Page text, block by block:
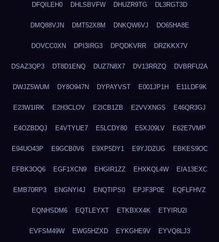
DFQILEH0 DHLSBVFW DHUZR9TG DL3RGT3D
DMQ88VJN DMT52X8M DNKQW6VJ DO65HA8E
DOVCC0XN DPI3IRG3 DPQDKVRR DRZKKX7V
DSAZ3QP3 DT8D1ENQ DUZ7N8X7 DV13RRZQ DVBRFU2A
DWJZ5WUM DY8O947N DYPAYVST E001JP1H E11LDF9K
E23W1IRK E2H3CLOV E2ICB1ZB E2VVXNGS E46QR3GJ
E4OZBDQJ E4VTYUE7 E5LCDY80 E5XJ09LV E62E7VMP
E94UO43P E9GCB0V6 E9XP5DY1 E9YJDZUG EBKES9OC
EFBK3OQ6 EGF1XCN9 EHGIR1ZZ EHXKQL4W EIA13EXC
EMB70RP3 ENGNYI4J ENQTIPS0 EPJF3P0E EQFLFHVZ
EQNHSDM6 EQTLEYXT ETKBXX4K ETYIRU2I
EVFSM49W EWG5HZXD EYKGHE9V EYVQ8LJ3